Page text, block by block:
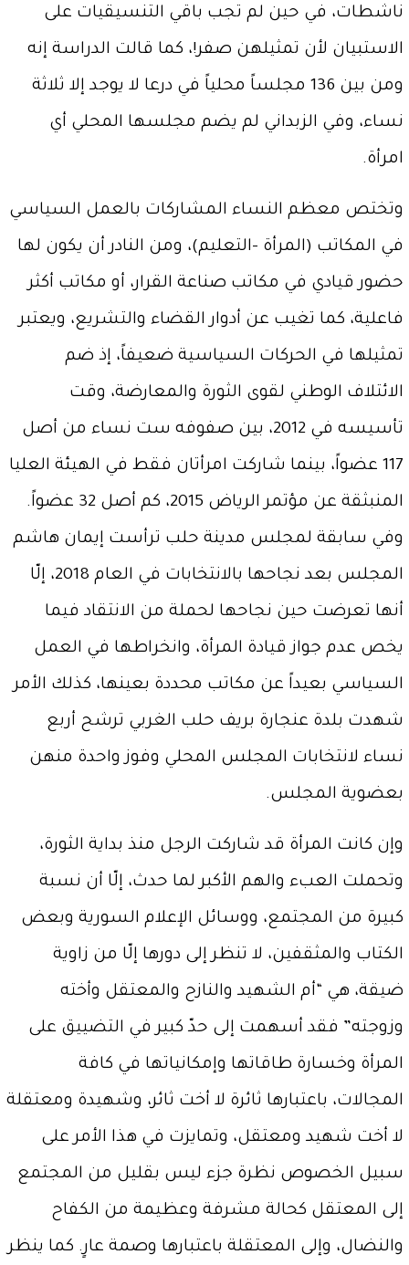
ناشطات، في حين لم تجب باقي التنسيقيات على
الاستبيان لأن تمثيلهن صفر!، كما قالت الدراسة إنه
ومن بين 136 مجلساً محلياً في درعا لا يوجد إلا ثلاثة
نساء، وفي الزبداني لم يضم مجلسها المحلي أي
امرأة.
وتختص معظم النساء المشاركات بالعمل السياسي
في المكاتب (المرأة –التعليم)، ومن النادر أن يكون لها
حضور قيادي في مكاتب صناعة القرار، أو مكاتب أكثر
فاعلية، كما تغيب عن أدوار القضاء والتشريع، ويعتبر
تمثيلها في الحركات السياسية ضعيفاً، إذ ضم
الائتلاف الوطني لقوى الثورة والمعارضة، وقت
تأسيسه في 2012، بين صفوفه ست نساء من أصل
117 عضواً، بينما شاركت امرأتان فقط في الهيئة العليا
المنبثقة عن مؤتمر الرياض 2015، كم أصل 32 عضواً.
وفي سابقة لمجلس مدينة حلب ترأست إيمان هاشم
المجلس بعد نجاحها بالانتخابات في العام 2018، إلّا
أنها تعرضت حين نجاحها لحملة من الانتقاد فيما
يخص عدم جواز قيادة المرأة، وانخراطها في العمل
السياسي بعيداً عن مكاتب محددة بعينها، كذلك الأمر
شهدت بلدة عنجارة بريف حلب الغربي ترشح أربع
نساء لانتخابات المجلس المحلي وفوز واحدة منهن
بعضوية المجلس.
وإن كانت المرأة قد شاركت الرجل منذ بداية الثورة،
وتحملت العبء والهم الأكبر لما حدث، إلّا أن نسبة
كبيرة من المجتمع، ووسائل الإعلام السورية وبعض
الكتاب والمثقفين، لا تنظر إلى دورها إلّا من زاوية
ضيقة، هي “أم الشهيد والنازح والمعتقل وأخته
وزوجته” فقد أسهمت إلى حدّ كبير في التضييق على
المرأة وخسارة طاقاتها وإمكانياتها في كافة
المجالات، باعتبارها ثائرة لا أخت ثائر، وشهيدة ومعتقلة
لا أخت شهيد ومعتقل، وتمايزت في هذا الأمر على
سبيل الخصوص نظرة جزء ليس بقليل من المجتمع
إلى المعتقل كحالة مشرفة وعظيمة من الكفاح
والنضال، وإلى المعتقلة باعتبارها وصمة عارٍ. كما ينظر